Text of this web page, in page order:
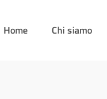
Home Chi siamo